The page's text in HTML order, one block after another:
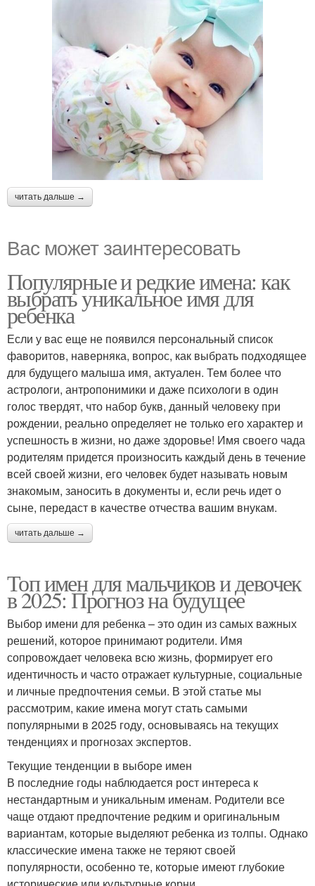
читать дальше →
Вас может заинтересовать
Популярные и редкие имена: как
выбрать уникальное имя для
ребенка
Если у вас еще не появился персональный список
фаворитов, наверняка, вопрос, как выбрать подходящее
для будущего малыша имя, актуален. Тем более что
астрологи, антропонимики и даже психологи в один
голос твердят, что набор букв, данный человеку при
рождении, реально определяет не только его характер и
успешность в жизни, но даже здоровье! Имя своего чада
родителям придется произносить каждый день в течение
всей своей жизни, его человек будет называть новым
знакомым, заносить в документы и, если речь идет о
сыне, передаст в качестве отчества вашим внукам.
читать дальше →
Топ имен для мальчиков и девочек
в 2025: Прогноз на будущее
Выбор имени для ребенка – это один из самых важных
решений, которое принимают родители. Имя
сопровождает человека всю жизнь, формирует его
идентичность и часто отражает культурные, социальные
и личные предпочтения семьи. В этой статье мы
рассмотрим, какие имена могут стать самыми
популярными в 2025 году, основываясь на текущих
тенденциях и прогнозах экспертов.
Текущие тенденции в выборе имен
В последние годы наблюдается рост интереса к
нестандартным и уникальным именам. Родители все
чаще отдают предпочтение редким и оригинальным
вариантам, которые выделяют ребенка из толпы. Однако
классические имена также не теряют своей
популярности, особенно те, которые имеют глубокие